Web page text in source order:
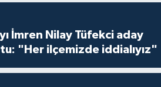
İmren Nilay Tüfekci aday
"Her ilçemizde iddialıyız"